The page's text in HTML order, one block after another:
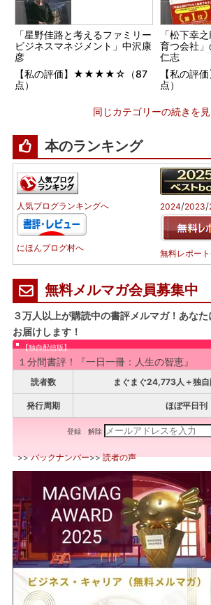
「星野佳路と考えるファミリー
ビジネスマネジメント」中沢康
彦
【私の評価】★★★★☆（87
点）
「松下幸
育つ会社
仁志
【私の
点）
同じカテゴリーの続きを
本のランキング
人気ブログランキングへ
にほんブログ村へ
2024/2023/
無料レポー
無料メルマガ会員募集中
３万人以上が購読中の書評メルマガ！あな
お届けします！
【独自配信版】
１分間書評！『一日一冊：人生の智恵』
読者数 まぐまぐ24,773人＋独
発行周期 ほぼ平日刊
登録 解除
>>バックナンバー>>読者の声